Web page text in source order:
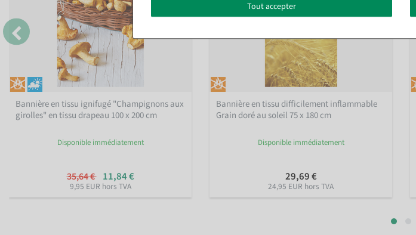
Bannière en tissu ignifugé "Champignons aux
girolles" en tissu drapeau 100 x 200 cm
Disponible immédiatement
35,64 € 11,84 €
9,95 EUR hors TVA
Bannière en tissu difficilement inflammable
Grain doré au soleil 75 x 180 cm
Disponible immédiatement
29,69 €
24,95 EUR hors TVA
Tout accepter